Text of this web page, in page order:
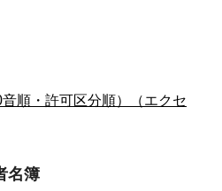
順・許可区分順）（エクセ
名簿